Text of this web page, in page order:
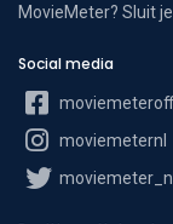
MovieMeter? Sluit
Social media
moviemeternl
moviemeter_nl